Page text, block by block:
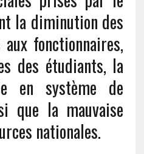
la diminution des
fonctionnaires,
des étudiants, la
en système de
que la mauvaise
nationales.